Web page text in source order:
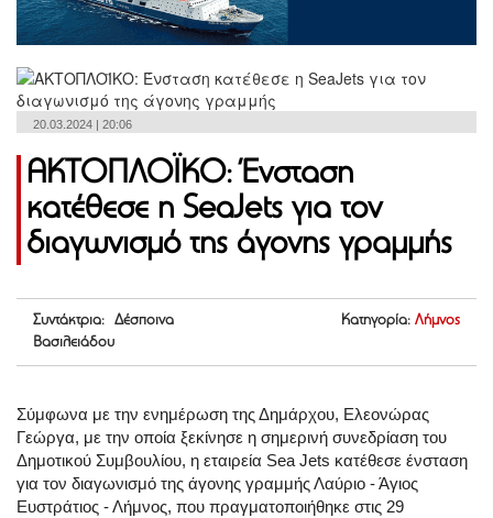
20.03.2024 | 20:06
ΑΚΤΟΠΛΟΪΚΟ: Ένσταση
κατέθεσε η SeaJets για τον
διαγωνισμό της άγονης γραμμής
Συντάκτρια: Δέσποινα
Βασιλειάδου
Κατηγορία: Λήμνος
Σύμφωνα με την ενημέρωση της Δημάρχου, Ελεονώρας
Γεώργα, με την οποία ξεκίνησε η σημερινή συνεδρίαση του
Δημοτικού Συμβουλίου, η εταιρεία Sea Jets κατέθεσε ένσταση
για τον διαγωνισμό της άγονης γραμμής Λαύριο - Άγιος
Ευστράτιος - Λήμνος, που πραγματοποιήθηκε στις 29